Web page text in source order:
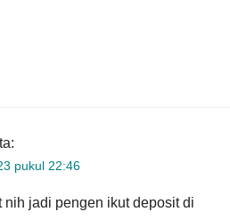
pukul 22:46
nih jadi pengen ikut deposit di